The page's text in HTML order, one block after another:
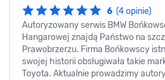
6 (4 opinie)
Autoryzowany serwis BMW
Hangarowej znajdą Państwo na
Prawobrzerzu. Firma Bońkowscy
swojej historii obsługiwała takie
Toyota. Aktualnie prowadzimy